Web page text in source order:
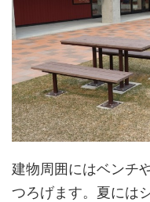
建物周囲にはベンチ
つろげます。夏には